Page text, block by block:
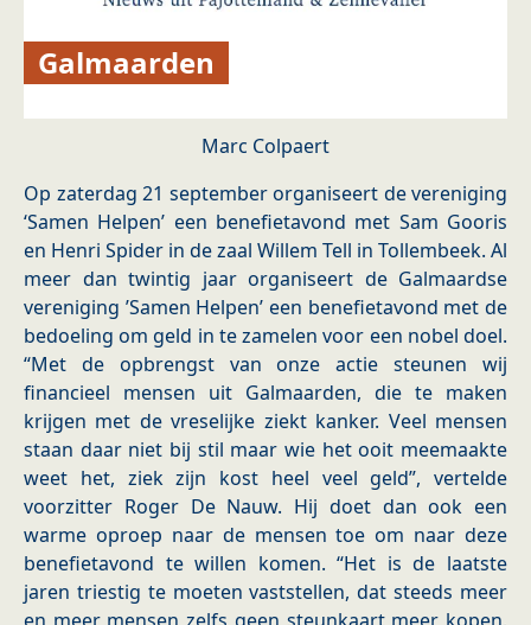
Galmaarden
Marc Colpaert
Op zaterdag 21 september organiseert de vereniging
‘Samen Helpen’ een benefietavond met Sam Gooris
en Henri Spider in de zaal Willem Tell in Tollembeek. Al
meer dan twintig jaar organiseert de Galmaardse
vereniging ’Samen Helpen’ een benefietavond met de
bedoeling om geld in te zamelen voor een nobel doel.
“Met de opbrengst van onze actie steunen wij
financieel mensen uit Galmaarden, die te maken
krijgen met de vreselijke ziekt kanker. Veel mensen
staan daar niet bij stil maar wie het ooit meemaakte
weet het, ziek zijn kost heel veel geld”, vertelde
voorzitter Roger De Nauw. Hij doet dan ook een
warme oproep naar de mensen toe om naar deze
benefietavond te willen komen. “Het is de laatste
jaren triestig te moeten vaststellen, dat steeds meer